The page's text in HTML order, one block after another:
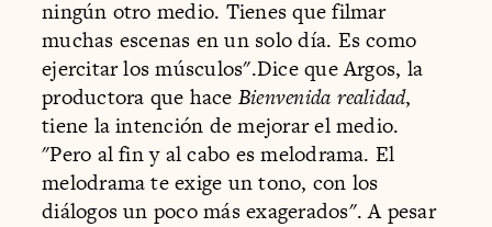
ningún otro medio. Tienes que filmar
muchas escenas en un solo día. Es como
ejercitar los músculos".Dice que Argos, la
productora que hace Bienvenida realidad,
tiene la intención de mejorar el medio.
"Pero al fin y al cabo es melodrama. El
melodrama te exige un tono, con los
diálogos un poco más exagerados". A pesar